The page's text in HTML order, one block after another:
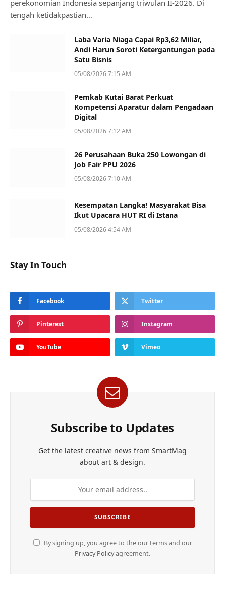
perekonomian Indonesia sepanjang triwulan II-2026. Di
tengah ketidakpastian…
Laba Varia Niaga Capai Rp3,62 Miliar,
Andi Harun Soroti Ketergantungan pada
Satu Bisnis
05/08/2026 7:15 AM
Pemkab Kutai Barat Perkuat
Kompetensi Aparatur dalam Pengadaan
Digital
05/08/2026 7:12 AM
26 Perusahaan Buka 250 Lowongan di
Job Fair PPU 2026
05/08/2026 7:10 AM
Kesempatan Langka! Masyarakat Bisa
Ikut Upacara HUT RI di Istana
05/08/2026 4:54 AM
Stay In Touch
Facebook Twitter
Pinterest Instagram
YouTube Vimeo
Subscribe to Updates
Get the latest creative news from SmartMag
about art & design.
By signing up, you agree to the our terms and our
Privacy Policyagreement.